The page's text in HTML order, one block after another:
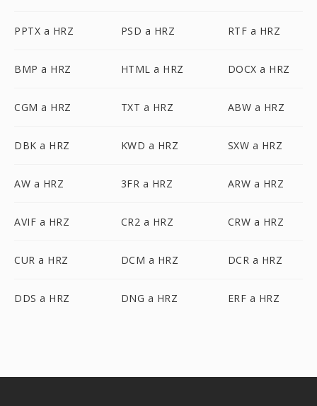
PPTX a HRZ PSD a HRZ RTF a HRZ
BMP a HRZ HTML a HRZ DOCX a HRZ
CGM a HRZ TXT a HRZ ABW a HRZ
DBK a HRZ KWD a HRZ SXW a HRZ
AW a HRZ 3FR a HRZ ARW a HRZ
AVIF a HRZ CR2 a HRZ CRW a HRZ
CUR a HRZ DCM a HRZ DCR a HRZ
DDS a HRZ DNG a HRZ ERF a HRZ